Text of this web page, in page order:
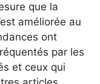
que la
améliorée au
ont
par les
et ceux qui